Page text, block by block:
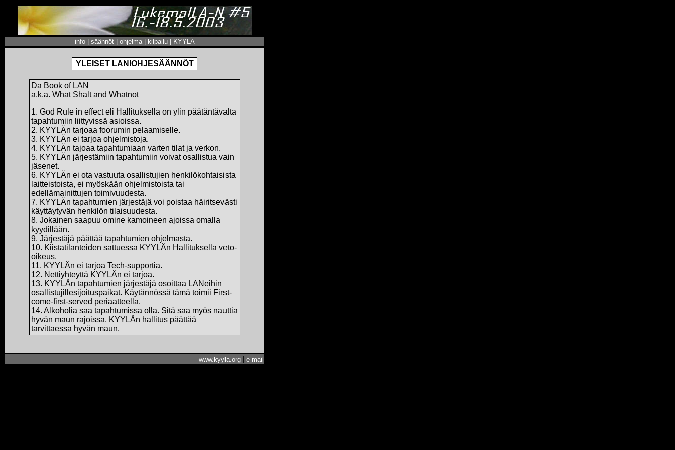
info| säännöt| ohjelma| kilpailu| KYYLÄ
YLEISET LANIOHJESÄÄNNÖT
Da Book of LAN
a.k.a. What Shalt and Whatnot
1. God Rule in effect eli Hallituksella on ylin päätäntävalta
tapahtumiin liittyvissä asioissa.
2. KYYLÄn tarjoaa foorumin pelaamiselle.
3. KYYLÄn ei tarjoa ohjelmistoja.
4. KYYLÄn tajoaa tapahtumiaan varten tilat ja verkon.
5. KYYLÄn järjestämiin tapahtumiin voivat osallistua vain
jäsenet.
6. KYYLÄn ei ota vastuuta osallistujien henkilökohtaisista
laitteistoista, ei myöskään ohjelmistoista tai
edellämainittujen toimivuudesta.
7. KYYLÄn tapahtumien järjestäjä voi poistaa häiritsevästi
käyttäytyvän henkilön tilaisuudesta.
8. Jokainen saapuu omine kamoineen ajoissa omalla
kyydillään.
9. Järjestäjä päättää tapahtumien ohjelmasta.
10. Kiistatilanteiden sattuessa KYYLÄn Hallituksella veto-
oikeus.
11. KYYLÄn ei tarjoa Tech-supportia.
12. Nettiyhteyttä KYYLÄn ei tarjoa.
13. KYYLÄn tapahtumien järjestäjä osoittaa LANeihin
osallistujillesijoituspaikat. Käytännössä tämä toimii First-
come-first-served periaatteella.
14. Alkoholia saa tapahtumissa olla. Sitä saa myös nauttia
hyvän maun rajoissa. KYYLÄn hallitus päättää
tarvittaessa hyvän maun.
www.kyyla.org | e-mail